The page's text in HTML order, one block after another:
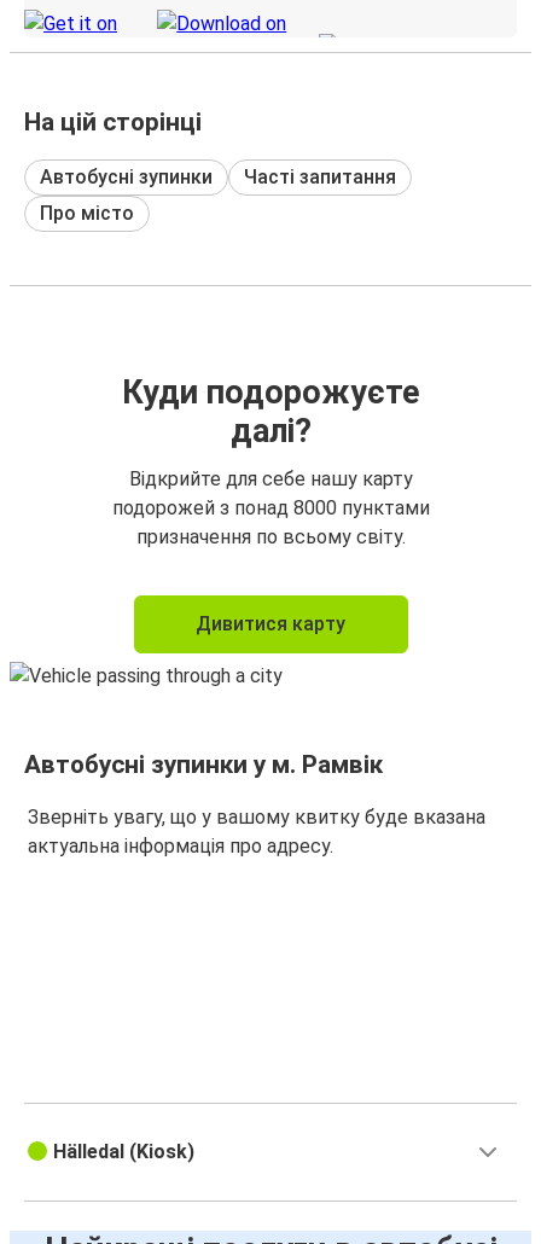
На цій сторінці
Автобусні зупинки
Часті запитання
Про місто
Куди подорожуєте
далі?
Відкрийте для себе нашу карту
подорожей з понад 8000 пунктами
призначення по всьому світу.
Дивитися карту
Автобусні зупинки у м. Рамвік
Зверніть увагу, що у вашому квитку буде вказана
актуальна інформація про адресу.
Hälledal (Kiosk)